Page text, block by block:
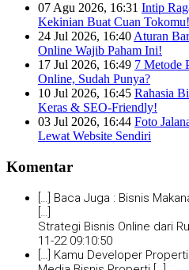
07 Agu 2026, 16:31 Intip
Kekinian Buat Cuan Tokomu!
24 Jul 2026, 16:40 Aturan
Online Wajib Paham Ini!
17 Jul 2026, 16:49 7 Metode
Online, Sudah Punya?
10 Jul 2026, 16:45 Rahasia
Keras & SEO-Friendly!
03 Jul 2026, 16:44 Foto
Lewat Website Sendiri
Komentar
[…] Baca Juga : Bisnis
Strategi Bisnis Online dari
11-22 09:10:50
[…] Kamu Developer